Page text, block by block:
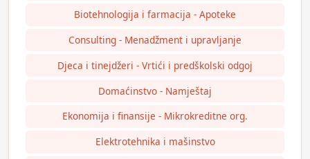
Biotehnologija i farmacija - Apoteke
Consulting - Menadžment i upravljanje
Djeca i tinejdžeri - Vrtići i predškolski odgoj
Domaćinstvo - Namještaj
Ekonomija i finansije - Mikrokreditne org.
Elektrotehnika i mašinstvo